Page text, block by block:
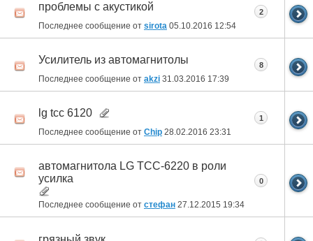
проблемы с акустикой
Последнее сообщение от sirota 05.10.2016 12:54
2
Усилитель из автомагнитолы
Последнее сообщение от akzi 31.03.2016 17:39
8
lg tcc 6120
Последнее сообщение от Chip 28.02.2016 23:31
1
автомагнитола LG TCC-6220 в роли
усилка
Последнее сообщение от стефан 27.12.2015 19:34
0